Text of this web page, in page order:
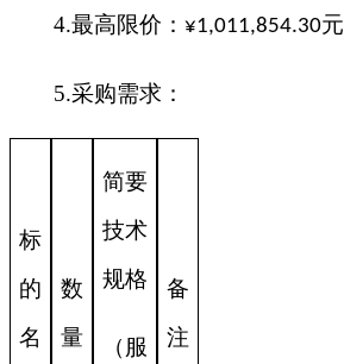
4.最高限价： ¥1,011,854.30元
5.采购需求：
标
的
名
数
量
简要
技术
规格
（服
备
注